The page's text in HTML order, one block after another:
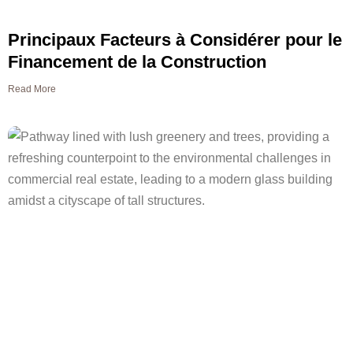
Principaux Facteurs à Considérer pour le
Financement de la Construction
Read More